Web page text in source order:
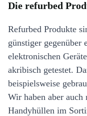
Die refurbed
Refurbed Produkte
günstiger gegenüber
elektronischen
akribisch getestet.
beispielsweise
Wir haben aber auch
Handyhüllen im